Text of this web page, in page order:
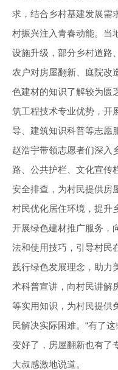
求，结合乡村基建发展需
村振兴注入青春动能。当
设施升级，部分乡村道路
农户对房屋翻新、庭院改
色建材的知识了解较为匮
筑工程技术专业优势，开
导、建筑知识科普等志愿
赵浩宇带领志愿者们深入
路、公共护栏、文化宣传
安全排查，为村民提供房
村民优化居住环境，提升
开展绿色建材推广服务，
法和使用技巧，引导村民
践行绿色发展理念，助力
术科普宣讲，向村民讲解
等实用知识，为村民提供
民解决实际困难。“有了
变好了，房屋翻新也有了
大叔感激地说道。